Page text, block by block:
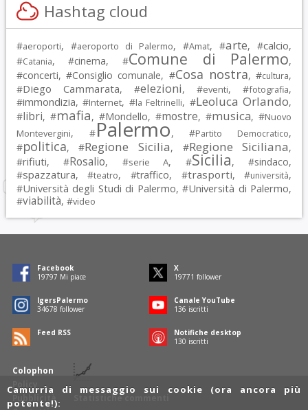
Hashtag cloud
#aeroporti, #aeroporto di Palermo, #Amat, #arte, #calcio,
#Catania, #cinema, #Comune di Palermo,
#concerti, #Consiglio comunale, #Cosa nostra, #cultura,
#Diego Cammarata, #elezioni, #eventi, #fotografia,
#immondizia, #Internet, #la Feltrinelli, #Leoluca Orlando,
#libri, #mafia, #Mondello, #mostre, #musica, #Nuovo
Montevergini, #Palermo, #Partito Democratico,
#politica, #Regione Sicilia, #Regione Siciliana,
#rifiuti, #Rosalio, #serie A, #Sicilia, #sindaco,
#spazzatura, #teatro, #traffico, #trasporti, #università,
#Università degli Studi di Palermo, #Università di Palermo,
#viabilità, #video
Colophon
Policy
Pubblicità
Statistiche commenti
Facebook
19797 Mi piace
X
19771 follower
IgersPalermo
34678 follower
Canale YouTube
136 iscritti
Feed RSS
Notifiche desktop
130 iscritti
Camurrìa di messaggio sui cookie (ora ancora più
potente!):